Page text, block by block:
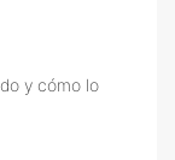
y cómo lo